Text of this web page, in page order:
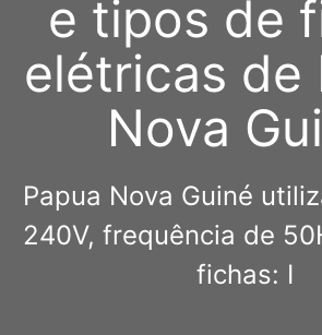
e tipos de
elétricas de
Nova
Papua Nova Guiné
240V, frequência de
fichas: I